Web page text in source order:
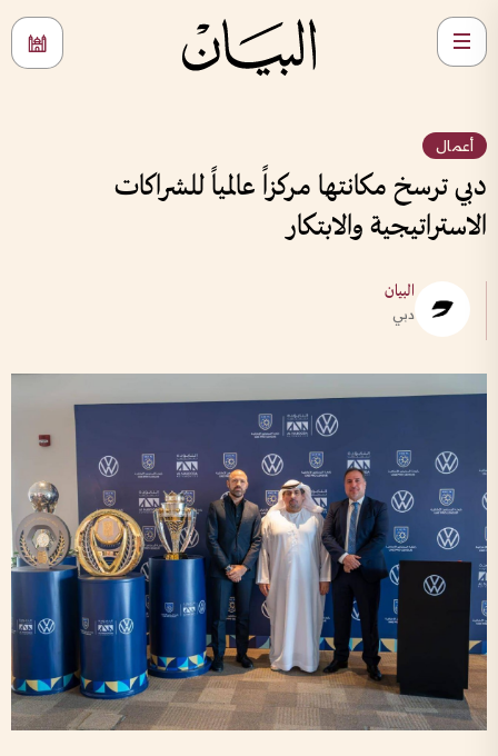
أعمال
دبي ترسخ مكانتها مركزاً عالمياً للشراكات
الاستراتيجية والابتكار
البيان
دبي